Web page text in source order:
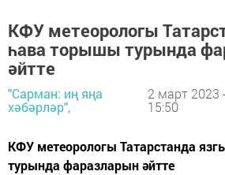
КФУ метеорологы
һава торышы турында
әйтте
"Сарман: иң яңа
хәбәрләр",
2 март 2023 -
15:50
КФУ метеорологы Татарстанда
турында фаразларын әйтте